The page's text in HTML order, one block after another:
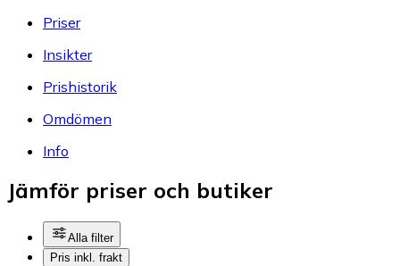
Priser
Insikter
Prishistorik
Omdömen
Info
Jämför priser och butiker
Alla filter
Pris inkl. frakt